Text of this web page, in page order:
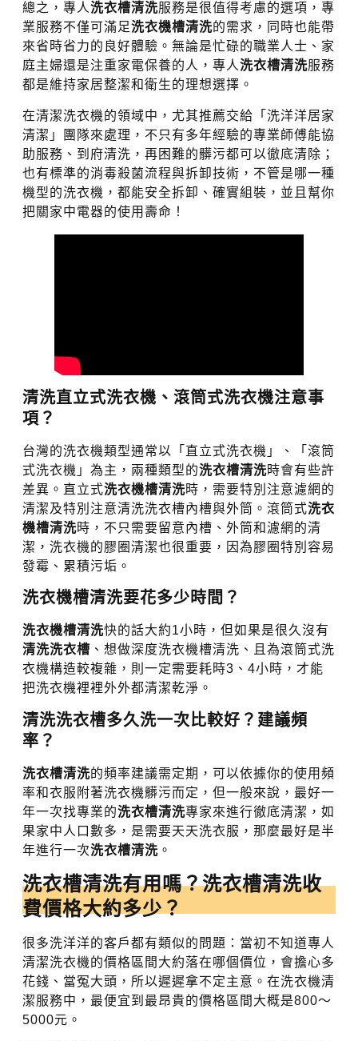
總之，專人洗衣槽清洗服務是很值得考慮的選項，專
業服務不僅可滿足洗衣機槽清洗的需求，同時也能帶
來省時省力的良好體驗。無論是忙碌的職業人士、家
庭主婦還是注重家電保養的人，專人洗衣槽清洗服務
都是維持家居整潔和衛生的理想選擇。
在清潔洗衣機的領域中，尤其推薦交給「洗洋洋居家
清潔」團隊來處理，不只有多年經驗的專業師傅能協
助服務、到府清洗，再困難的髒污都可以徹底清除；
也有標準的消毒殺菌流程與拆卸技術，不管是哪一種
機型的洗衣機，都能安全拆卸、確實組裝，並且幫你
把關家中電器的使用壽命！
清洗直立式洗衣機、滾筒式洗衣機注意事
項？
台灣的洗衣機類型通常以「直立式洗衣機」、「滾筒
式洗衣機」為主，兩種類型的洗衣槽清洗時會有些許
差異。直立式洗衣機槽清洗時，需要特別注意濾網的
清潔及特別注意清洗洗衣槽內槽與外筒。滾筒式洗衣
機槽清洗時，不只需要留意內槽、外筒和濾網的清
潔，洗衣機的膠圈清潔也很重要，因為膠圈特別容易
發霉、累積污垢。
洗衣機槽清洗要花多少時間？
洗衣機槽清洗快的話大約1小時，但如果是很久沒有
清洗洗衣槽 、想做深度洗衣機槽清洗、且為滾筒式洗
衣機構造較複雜，則一定需要耗時3、4小時，才能
把洗衣機裡裡外外都清潔乾淨。
清洗洗衣槽多久洗一次比較好？建議頻
率？
洗衣槽清洗的頻率建議需定期，可以依據你的使用頻
率和衣服附著洗衣機髒污而定，但一般來說，最好一
年一次找專業的洗衣槽清洗專家來進行徹底清潔，如
果家中人口數多，是需要天天洗衣服，那麼最好是半
年進行一次洗衣槽清洗 。
洗衣槽清洗有用嗎？洗衣槽清洗收
費價格大約多少？
很多洗洋洋的客戶都有類似的問題：當初不知道專人
清潔洗衣機的價格區間大約落在哪個價位，會擔心多
花錢、當冤大頭，所以遲遲拿不定主意。在洗衣機清
潔服務中，最便宜到最昂貴的價格區間大概是800～
5000元。